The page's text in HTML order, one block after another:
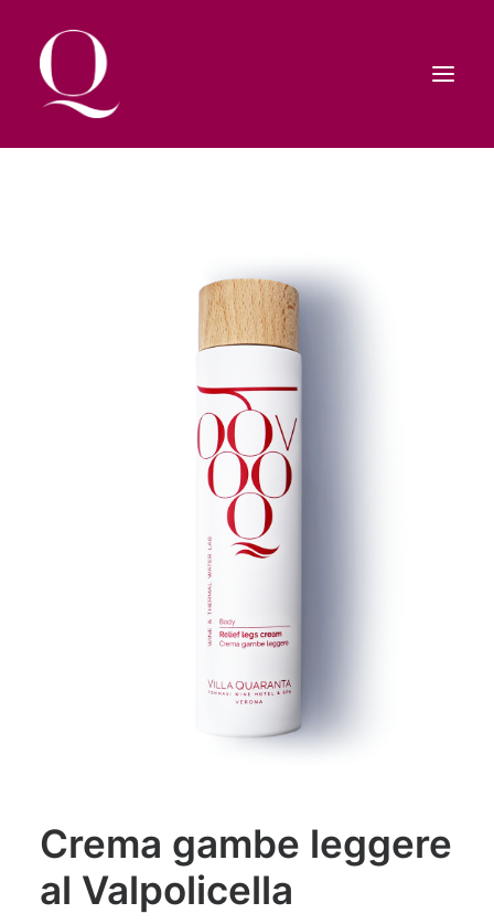
Crema gambe leggere
al Valpolicella